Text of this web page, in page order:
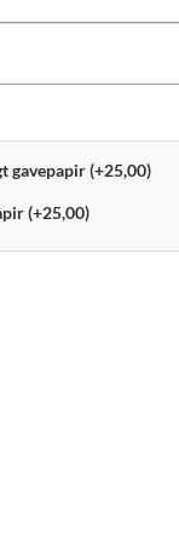
gavepapir (+25,00)
(+25,00)